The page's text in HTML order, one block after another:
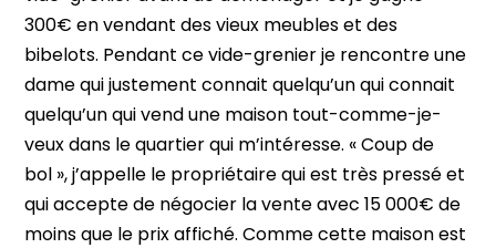
300€ en vendant des vieux meubles et des
bibelots. Pendant ce vide-grenier je rencontre une
dame qui justement connait quelqu’un qui connait
quelqu’un qui vend une maison tout-comme-je-
veux dans le quartier qui m’intéresse. « Coup de
bol », j’appelle le propriétaire qui est très pressé et
qui accepte de négocier la vente avec 15 000€ de
moins que le prix affiché. Comme cette maison est